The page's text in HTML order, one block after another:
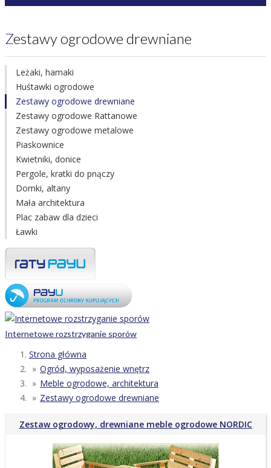
Zestawy ogrodowe drewniane
Leżaki, hamaki
Huśtawki ogrodowe
Zestawy ogrodowe drewniane
Zestawy ogrodowe Rattanowe
Zestawy ogrodowe metalowe
Piaskownice
Kwietniki, donice
Pergole, kratki do pnączy
Domki, altany
Mała architektura
Plac zabaw dla dzieci
Ławki
Internetowe rozstrzyganie sporów
Strona główna
Ogród, wyposażenie wnętrz
Meble ogrodowe, architektura
Zestawy ogrodowe drewniane
Zestaw ogrodowy, drewniane meble ogrodowe NORDIC